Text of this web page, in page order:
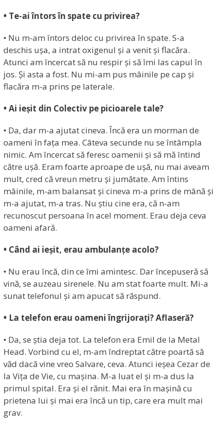
• Te-ai întors în spate cu privirea?
• Nu m-am întors deloc cu privirea în spate. S-a
deschis ușa, a intrat oxigenul și a venit și flacăra.
Atunci am încercat să nu respir și să îmi las capul în
jos. Și asta a fost. Nu mi-am pus mâinile pe cap și
flacăra m-a prins pe laterale.
• Ai ieșit din Colectiv pe picioarele tale?
• Da, dar m-a ajutat cineva. Încă era un morman de
oameni în fața mea. Câteva secunde nu se întâmpla
nimic. Am încercat să feresc oamenii și să mă întind
către ușă. Eram foarte aproape de ușă, nu mai aveam
mult, cred că vreun metru și jumătate. Am întins
mâinile, m-am balansat și cineva m-a prins de mână și
m-a ajutat, m-a tras. Nu știu cine era, că n-am
recunoscut persoana în acel moment. Erau deja ceva
oameni afară.
• Când ai ieșit, erau ambulanțe acolo?
• Nu erau încă, din ce îmi amintesc. Dar începuseră să
vină, se auzeau sirenele. Nu am stat foarte mult. Mi-a
sunat telefonul și am apucat să răspund.
• La telefon erau oameni îngrijorați? Aflaseră?
• Da, se știa deja tot. La telefon era Emil de la Metal
Head. Vorbind cu el, m-am îndreptat către poartă să
văd dacă vine vreo Salvare, ceva. Atunci ieșea Cezar de
la Vița de Vie, cu mașina. M-a luat el și m-a dus la
primul spital. Era și el rănit. Mai era în mașină cu
prietena lui și mai era încă un tip, care era mult mai
grav.